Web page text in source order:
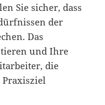
Sie sicher, dass
der
Das
und Ihre
die